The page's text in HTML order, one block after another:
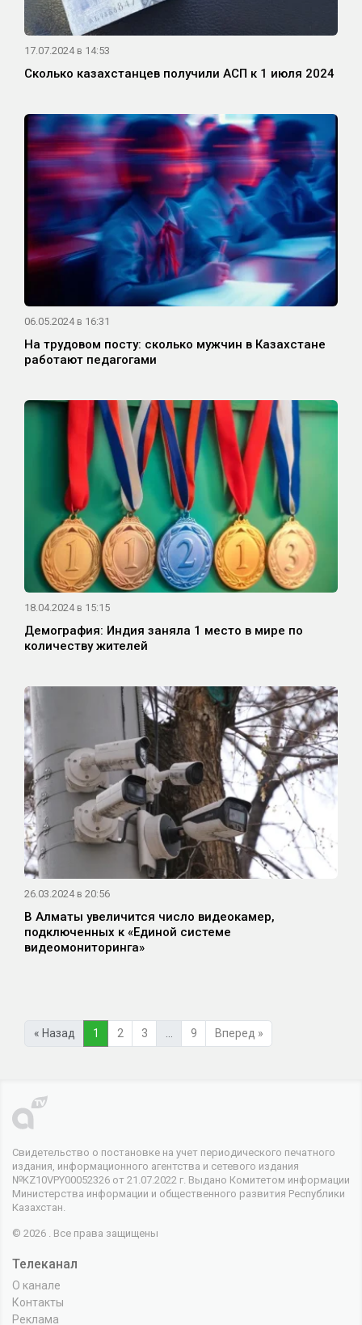
17.07.2024 в 14:53
Сколько казахстанцев получили АСП к 1 июля 2024
06.05.2024 в 16:31
На трудовом посту: сколько мужчин в Казахстане
работают педагогами
18.04.2024 в 15:15
Демография: Индия заняла 1 место в мире по
количеству жителей
26.03.2024 в 20:56
В Алматы увеличится число видеокамер,
подключенных к «Единой системе
видеомониторинга»
« Назад 1 2 3 9 Вперед »
Свидетельство о постановке на учет периодического печатного
издания, информационного агентства и сетевого издания
№KZ10VPY00052326 от 21.07.2022 г. Выдано Комитетом информации
Министерства информации и общественного развития Республики
Казахстан.
© 2026 . Все права защищены
Телеканал
О канале
Контакты
Реклама